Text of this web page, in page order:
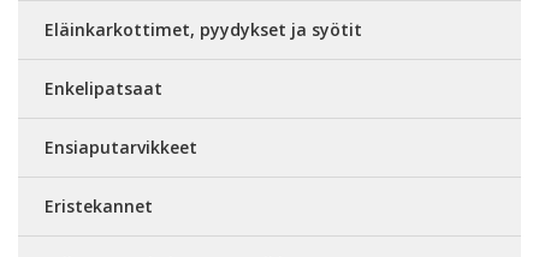
Eläinkarkottimet, pyydykset ja syötit
Enkelipatsaat
Ensiaputarvikkeet
Eristekannet